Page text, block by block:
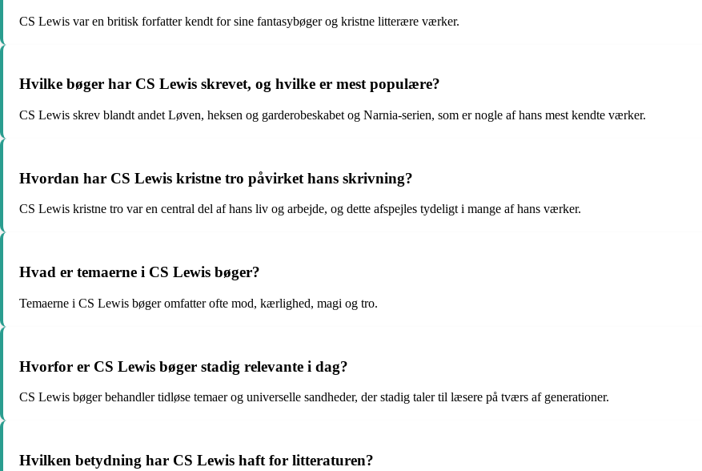
CS Lewis var en britisk forfatter kendt for sine fantasybøger og kristne litterære værker.
Hvilke bøger har CS Lewis skrevet, og hvilke er mest populære?
CS Lewis skrev blandt andet Løven, heksen og garderobeskabet og Narnia-serien, som er nogle af hans mest kendte værker.
Hvordan har CS Lewis kristne tro påvirket hans skrivning?
CS Lewis kristne tro var en central del af hans liv og arbejde, og dette afspejles tydeligt i mange af hans værker.
Hvad er temaerne i CS Lewis bøger?
Temaerne i CS Lewis bøger omfatter ofte mod, kærlighed, magi og tro.
Hvorfor er CS Lewis bøger stadig relevante i dag?
CS Lewis bøger behandler tidløse temaer og universelle sandheder, der stadig taler til læsere på tværs af generationer.
Hvilken betydning har CS Lewis haft for litteraturen?